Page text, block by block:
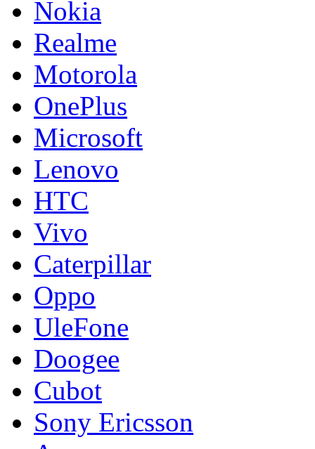
Nokia
Realme
Motorola
OnePlus
Microsoft
Lenovo
HTC
Vivo
Caterpillar
Oppo
UleFone
Doogee
Cubot
Sony Ericsson